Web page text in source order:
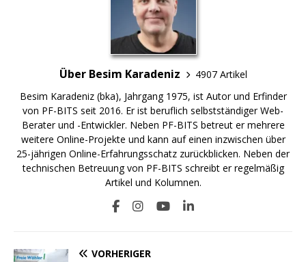
Über Besim Karadeniz
4907 Artikel
Besim Karadeniz (bka), Jahrgang 1975, ist Autor und Erfinder
von PF-BITS seit 2016. Er ist beruflich selbstständiger Web-
Berater und -Entwickler. Neben PF-BITS betreut er mehrere
weitere Online-Projekte und kann auf einen inzwischen über
25-jährigen Online-Erfahrungsschatz zurückblicken. Neben der
technischen Betreuung von PF-BITS schreibt er regelmäßig
Artikel und Kolumnen.
VORHERIGER